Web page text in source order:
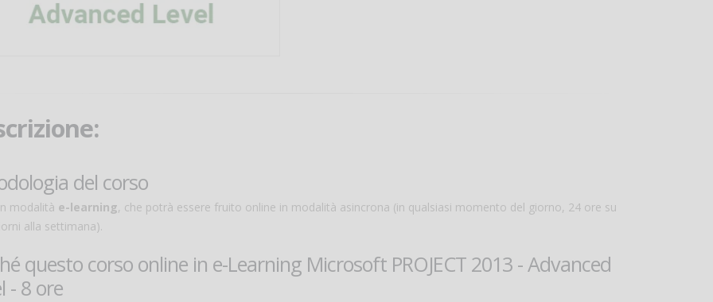
del corso
modalità e-learning, che potrà essere fruito online in modalità asincrona (in qualsiasi momento del giorno, 24 ore su
alla settimana).
questo corso online in e-Learning Microsoft PROJECT 2013 - Advanced
- 8 ore